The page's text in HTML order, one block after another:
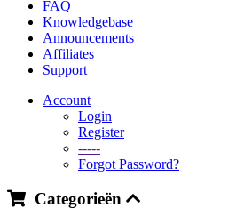
FAQ
Knowledgebase
Announcements
Affiliates
Support
Account
Login
Register
-----
Forgot Password?
Categorieën